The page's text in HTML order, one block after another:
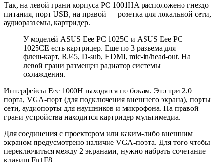
Так, на левой грани корпуса PC 1001HA расположено гнездо
питания, порт USB, на правой — розетка для локальной сети,
аудиоразъемы, картридер.
У моделей ASUS Eee PC 1025C и ASUS Eee PC
1025CE есть картридер. Еще по 3 разъема для
флеш-карт, RJ45, D-sub, HDMI, mic-in/head-out. На
левой грани размещен радиатор системы
охлаждения.
Интерфейсы Eee 1000H находятся по бокам. Это три 2.0
порта, VGA-порт (для подключения внешнего экрана), порты
сети, аудиопорты для наушников и микрофона. На правой
грани устройства находится картридер мультимедиа.
Для соединения с проектором или каким-либо внешним
экраном предусмотрено наличие VGA-порта. Для того чтобы
переключиться между 2 экранами, нужно набрать сочетание
клавиш Fn+F8.